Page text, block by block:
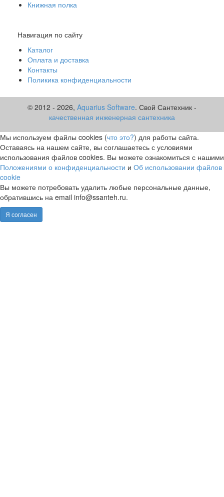
Цена: 757,00р.
Книжная полка
Навигация по сайту
Каталог
Оплата и доставка
Контакты
Поликика конфиденциальности
© 2012 - 2026, Aquarius Software. Свой Сантехник -
качественная инженерная сантехника
Мы используем файлы cookies (что это?) для работы сайта.
Оставаясь на нашем сайте, вы соглашаетесь с условиями
использования файлов cookies. Вы можете ознакомиться с нашими
Положениями о конфиденциальности и Об использовании файлов
cookie
Вы можете потребовать удалить любые персональные данные,
обратившись на email info@ssanteh.ru.
Я согласен